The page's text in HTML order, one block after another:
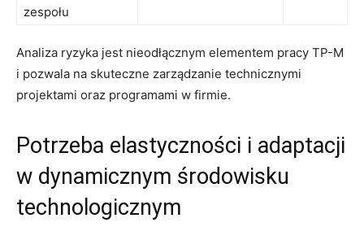
zespołu
Analiza ryzyka jest​ nieodłącznym​ elementem⁤ pracy⁣ TP-M
i⁢ pozwala ​na​ skuteczne zarządzanie technicznymi
projektami oraz programami w firmie.
Potrzeba elastyczności ‍i adaptacji
⁣w dynamicznym środowisku
technologicznym